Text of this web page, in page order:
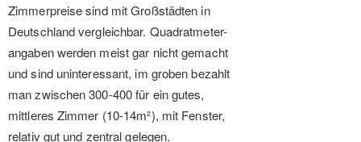
Zimmerpreise sind mit Großstädten in
Deutschland vergleichbar. Quadratmeter-
angaben werden meist gar nicht gemacht
und sind uninteressant, im groben bezahlt
man zwischen 300-400 für ein gutes,
mittleres Zimmer (10-14m²), mit Fenster,
relativ gut und zentral gelegen.